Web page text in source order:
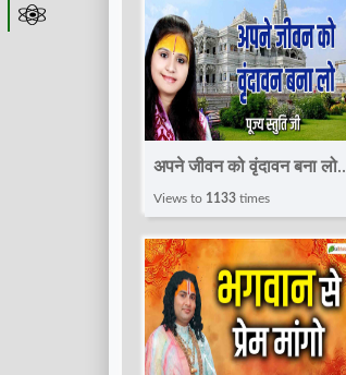
Astrolager
अपने जीवन को वृंदावन बना लो !
Speech ! Pujya Stuti Ji
Views to 1133 times